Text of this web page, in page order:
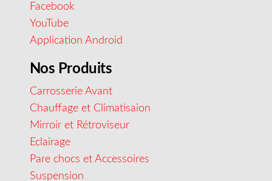
Facebook
YouTube
Application Android
Nos Produits
Carrosserie Avant
Chauffage et Climatisaion
Mirroir et Rétroviseur
Eclairage
Pare chocs et Accessoires
Suspension